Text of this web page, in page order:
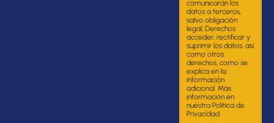
comunicarán los
datos a terceros,
salvo obligación
legal; Derechos:
acceder, rectificar y
suprimir los datos, así
como otros
derechos, como se
explica en la
información
adicional. Más
información en
nuestra Política de
Privacidad.